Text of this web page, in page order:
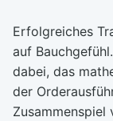
Erfolgreiches
auf
dabei, das
der